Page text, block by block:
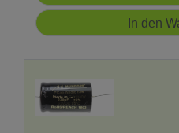
In den